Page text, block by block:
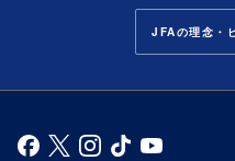
JFAの理念・